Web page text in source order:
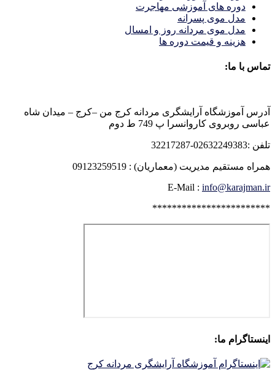
دوره های آموزشی مهاجرت
مدل موی پسرانه
مدل موی مردانه روز و امسال
هزینه و قیمت دوره ها
تماس با ما:
آدرس آموزشگاه آرایشگری مردانه کرج من –کرج – میدان شاه
عباسی روبروی کاروانسرا پ 749 ط دوم
تلفن :02632249383-32217287
همراه مستقیم مدیریت (معماریان) : 09123259519
E-Mail : info@karajman.ir
************************
اینستاگرام ما: